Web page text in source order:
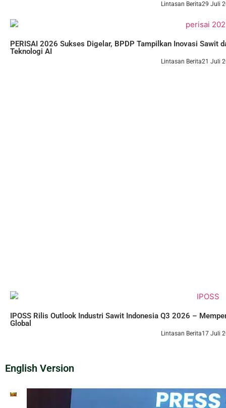
Lintasan Berita29 Juli
PERISAI 2026 Sukses Digelar, BPDP Tampilkan Inovasi Sawit
Teknologi AI
Lintasan Berita21 Juli
IPOSS Rilis Outlook Industri Sawit Indonesia Q3 2026 –
Global
Lintasan Berita17 Juli
English Version